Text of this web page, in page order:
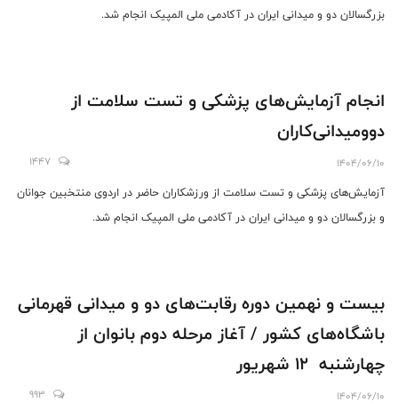
بزرگسالان دو و میدانی ایران در آکادمی ملی المپیک انجام شد.
انجام آزمایش‌های پزشکی و تست سلامت از
دوومیدانی‌کاران
1404/06/10
1447
آزمایش‌های پزشکی و تست سلامت از ورزشکاران حاضر در اردوی منتخبین جوانان
و بزرگسالان دو و میدانی ایران در آکادمی ملی المپیک انجام شد.
بیست و نهمین دوره رقابت‌های دو و میدانی قهرمانی
باشگاه‌های کشور / آغاز مرحله دوم بانوان از
چهارشنبه ۱۲ شهریور
1404/06/10
993